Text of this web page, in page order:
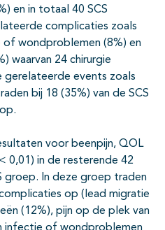
en in totaal 40 SCS
complicaties zoals
of wondproblemen (8%) en
waarvan 24 chirurgie
events zoals
bij 18 (35%) van de SCS
voor beenpijn, QOL
0,01) in de resterende 42
groep. In deze groep traden
op (lead migratie
(12%), pijn op de plek van